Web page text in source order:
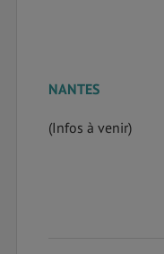
NANTES
(Infos à venir)